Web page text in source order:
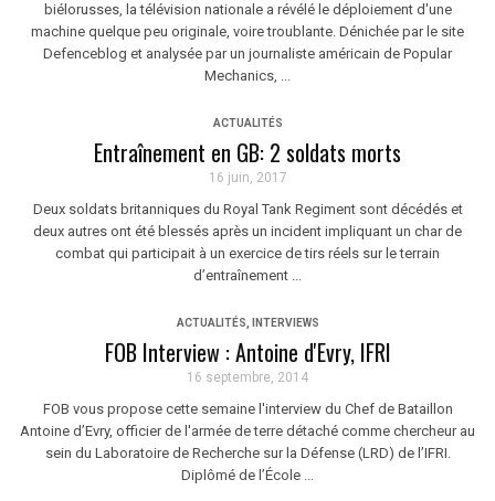
biélorusses, la télévision nationale a révélé le déploiement d'une
machine quelque peu originale, voire troublante. Dénichée par le site
Defenceblog et analysée par un journaliste américain de Popular
Mechanics, ...
ACTUALITÉS
Entraînement en GB: 2 soldats morts
16 juin, 2017
Deux soldats britanniques du Royal Tank Regiment sont décédés et
deux autres ont été blessés après un incident impliquant un char de
combat qui participait à un exercice de tirs réels sur le terrain
d’entraînement ...
ACTUALITÉS INTERVIEWS
FOB Interview : Antoine d'Evry, IFRI
16 septembre, 2014
FOB vous propose cette semaine l'interview du Chef de Bataillon
Antoine d’Evry, officier de l'armée de terre détaché comme chercheur au
sein du Laboratoire de Recherche sur la Défense (LRD) de l’IFRI.
Diplômé de l’École ...